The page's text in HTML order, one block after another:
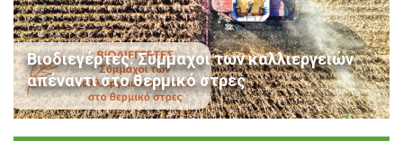
Βιοδιεγέρτες: Σύμμαχοι των καλλιεργειών
απέναντι στο θερμικό στρες